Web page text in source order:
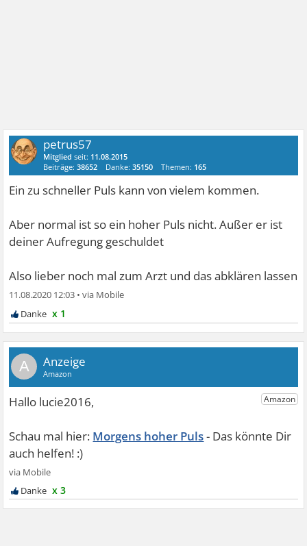
petrus57
Mitglied seit: 11.08.2015
Beiträge:38652 Danke:35150 Themen: 165
Ein zu schneller Puls kann von vielem kommen.
Aber normal ist so ein hoher Puls nicht. Außer er ist
deiner Aufregung geschuldet
Also lieber noch mal zum Arzt und das abklären lassen
11.08.2020 12:03 •
x 1
A
Morgens hoher Puls
x 3